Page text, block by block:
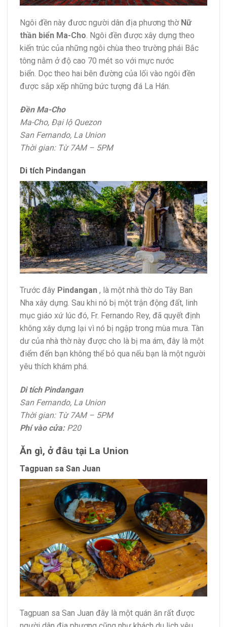
Ngôi đền này đươc người dân địa phương thờNữ
thần biển Ma-Cho . Ngôi đền được xây dựng theo
kiến trúc của những ngôi chùa theo trường phái Bắc
tông nằm ở độ cao 70 mét so với mực nước
biển. Dọc theo hai bên đường của lối vào ngôi đền
được sắp xếp những bức tượng đá La Hán.
Đền Ma-Cho
Ma-Cho, Đại lộ Quezon
San Fernando, La Union
Thời gian: Từ 7AM – 5PM
Di tích Pindangan
Trước đây Pindangan , là một nhà thờ do Tây Ban
Nha xây dựng. Sau khi nó bị một trận động đất, linh
mục giáo xứ lúc đó, Fr. Fernando Rey, đã quyết định
không xây dựng lại vì nó bị ngập trong mùa mưa. Tàn
dư của nhà thờ này được cho là bị ma ám, đây là một
điểm đến bạn không thể bỏ qua nếu bạn là một người
yêu thích khám phá.
Di tích Pindangan
San Fernando, La Union
Thời gian: Từ 7AM – 5PM
Phí vào cửa: P20
Ăn gì, ở đâu tại La Union
Tagpuan sa San Juan
Tagpuan sa San Juan đây là một quán ăn rất được